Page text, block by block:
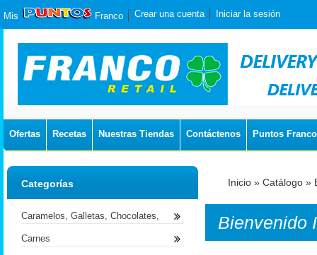
Mis Franco Crear una cuenta Iniciar la sesión
Ofertas Recetas Nuestras Tiendas Contáctenos Puntos Franco
Inicio » Catálogo »
Bienvenido
Categorías
Caramelos, Galletas, Chocolates,
Carnes